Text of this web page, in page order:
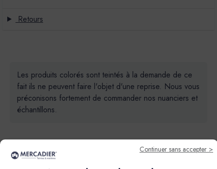
Retours
Les produits colorés sont teintés à la demande de ce
fait ils ne peuvent faire l'objet d'une reprise. Nous vous
préconisons fortement de commander nos nuanciers et
échantillons.
Continuer sans accepter >